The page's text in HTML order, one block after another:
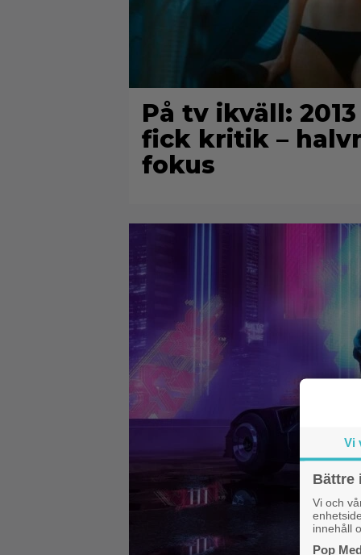
På tv ikväll:
fick kritik –
fokus
Vi
Bättre
Vi och
innehåll
Pop